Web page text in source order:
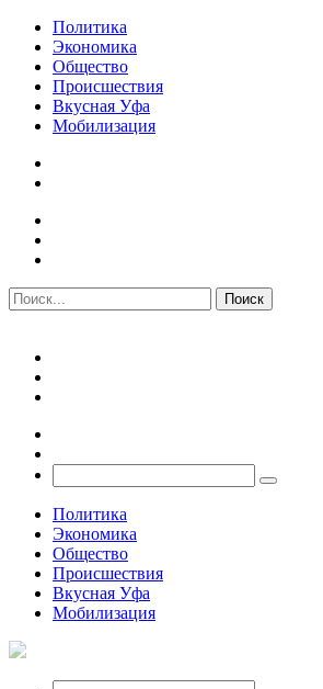
Политика
Экономика
Общество
Происшествия
Вкусная Уфа
Мобилизация
Политика
Экономика
Общество
Происшествия
Вкусная Уфа
Мобилизация